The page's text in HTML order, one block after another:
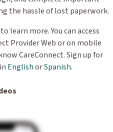
the hassle of lost paperwork.
learn more. You can access
Provider Web or on mobile
CareConnect. Sign up for
EnglishorSpanish.